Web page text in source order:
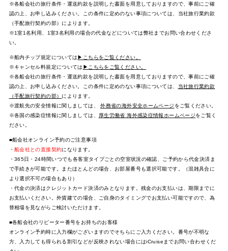
※各船会社の旅行条件・運送約款を説明した書面を用意しておりますので、事前にご確
認の上、お申し込みください。この条件に定めのない事項については、当社旅行業約款
（手配旅行契約の部）によります。
※1室1名利用、1室3名利用の場合の代金などについては弊社までお問い合わせくださ
い。
※船内チップ規定については▶こちらをご覧ください。
※キャンセル料規定については ▶こちらをご覧ください。
※各船会社の旅行条件・運送約款を説明した書面を用意しておりますので、事前にご確
認の上、お申し込みください。この条件に定めのない事項については、
当社旅行業約款
（手配旅行契約の部） によります。
※渡航先の安全情報に関しましては、外務省の海外安全ホームページ をご覧ください。
※各国の感染症情報に関しましては、
厚生労働省 海外感染症情報ホームページをご覧く
ださい。
■船会社オンライン予約のご注意事項
・ 船会社との直接契約になります。
・365日・24時間いつでも各客室タイプごとの空室状況の確認、ご予約から代金決済ま
で手続きが可能です。またほとんどの場合、お部屋番号も選択可能です。（混雑具合に
より選択不可の場合もあり）
・代金の決済はクレジットカード決済のみとなります。残金のお支払いは、期限までに
お支払いください。外貨建ての場合、ご自身のタイミングでお支払い可能ですので、為
替相場を見ながらご検討いただけます。
■各船会社のリピーター番号をお持ちのお客様
オンライン予約時に入力欄がございますのでそちらにご入力ください。番号が不明な
方、入力しても得られる割引などが反映されない場合にはiCruiseまでお問い合わせくだ